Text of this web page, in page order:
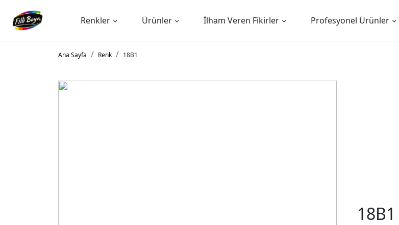
Renkler Ürünler İlham Veren Fikirler Profesyonel Ürünler
Ana Sayfa Renk 18B1
18B1